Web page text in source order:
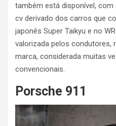
também está disponível,
cv derivado dos carros que
japonês Super Taikyu e no
valorizada pelos condutores,
marca, considerada muitas
convencionais.
Porsche 911